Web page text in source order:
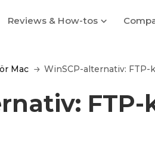
Reviews & How-tos
Mac WinSCP-alternativ: FTP-